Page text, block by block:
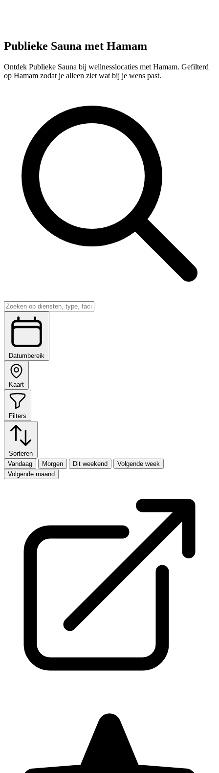
Publieke Sauna met Hamam
Ontdek Publieke Sauna bij wellnesslocaties met Hamam. Gefilterd
op Hamam zodat je alleen ziet wat bij je wens past.
Datumbereik
Kaart
Filters
Sorteren
Vandaag
Morgen Dit weekend
Volgende week
Volgende maand